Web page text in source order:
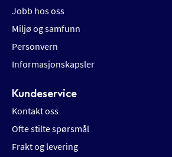
Jobb hos oss
Miljø og samfunn
Personvern
Informasjonskapsler
Kundeservice
Kontakt oss
Ofte stilte spørsmål
Frakt og levering